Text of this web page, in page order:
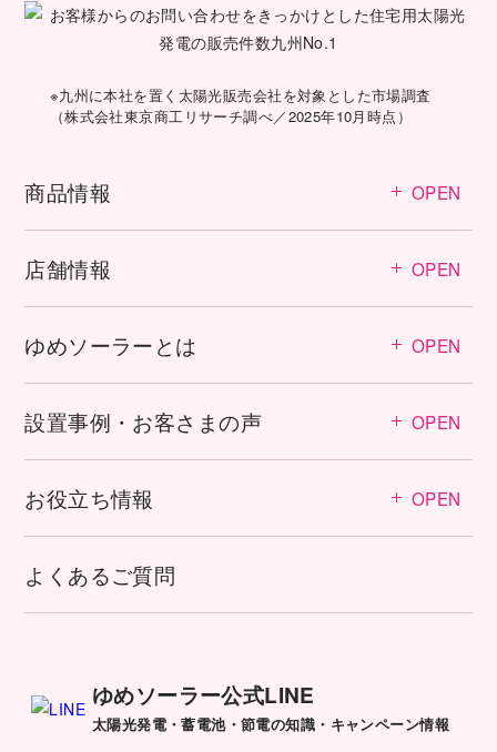
※九州に本社を置く太陽光販売会社を対象とした市場調査
（株式会社東京商工リサーチ調べ／2025年10月時点）
ゆめソーラー公式LINE
太陽光発電・蓄電池・節電の知識・キャンペーン情報
商品情報 OPEN
店舗情報 OPEN
ゆめソーラーとは OPEN
設置事例・お客さまの声 OPEN
お役立ち情報 OPEN
よくあるご質問